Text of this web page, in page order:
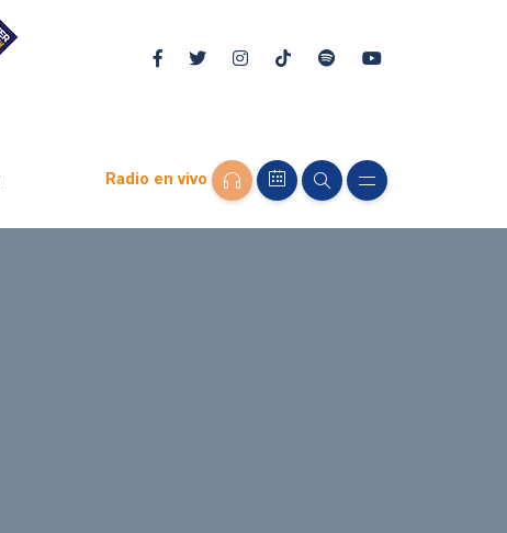
Radio en vivo